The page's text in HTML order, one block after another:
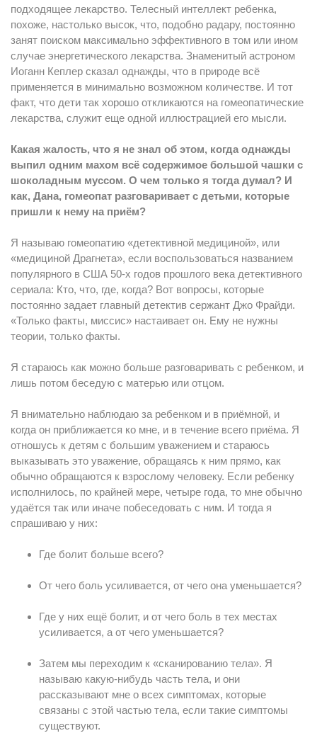
подходящее лекарство. Телесный интеллект ребенка,
похоже, настолько высок, что, подобно радару, постоянно
занят поиском максимально эффективного в том или ином
случае энергетического лекарства. Знаменитый астроном
Иоганн Кеплер сказал однажды, что в природе всё
применяется в минимально возможном количестве. И тот
факт, что дети так хорошо откликаются на гомеопатические
лекарства, служит еще одной иллюстрацией его мысли.
Какая жалость, что я не знал об этом, когда однажды
выпил одним махом всё содержимое большой чашки с
шоколадным муссом. О чем только я тогда думал? И
как, Дана, гомеопат разговаривает с детьми, которые
пришли к нему на приём?
Я называю гомеопатию «детективной медициной», или
«медициной Драгнета», если воспользоваться названием
популярного в США 50-х годов прошлого века детективного
сериала: Кто, что, где, когда? Вот вопросы, которые
постоянно задает главный детектив сержант Джо Фрайди.
«Только факты, миссис» настаивает он. Ему не нужны
теории, только факты.
Я стараюсь как можно больше разговаривать с ребенком, и
лишь потом беседую с матерью или отцом.
Я внимательно наблюдаю за ребенком и в приёмной, и
когда он приближается ко мне, и в течение всего приёма. Я
отношусь к детям с большим уважением и стараюсь
выказывать это уважение, обращаясь к ним прямо, как
обычно обращаются к взрослому человеку. Если ребенку
исполнилось, по крайней мере, четыре года, то мне обычно
удаётся так или иначе побеседовать с ним. И тогда я
спрашиваю у них:
Где болит больше всего?
От чего боль усиливается, от чего она уменьшается?
Где у них ещё болит, и от чего боль в тех местах
усиливается, а от чего уменьшается?
Затем мы переходим к «сканированию тела». Я
называю какую-нибудь часть тела, и они
рассказывают мне о всех симптомах, которые
связаны с этой частью тела, если такие симптомы
существуют.